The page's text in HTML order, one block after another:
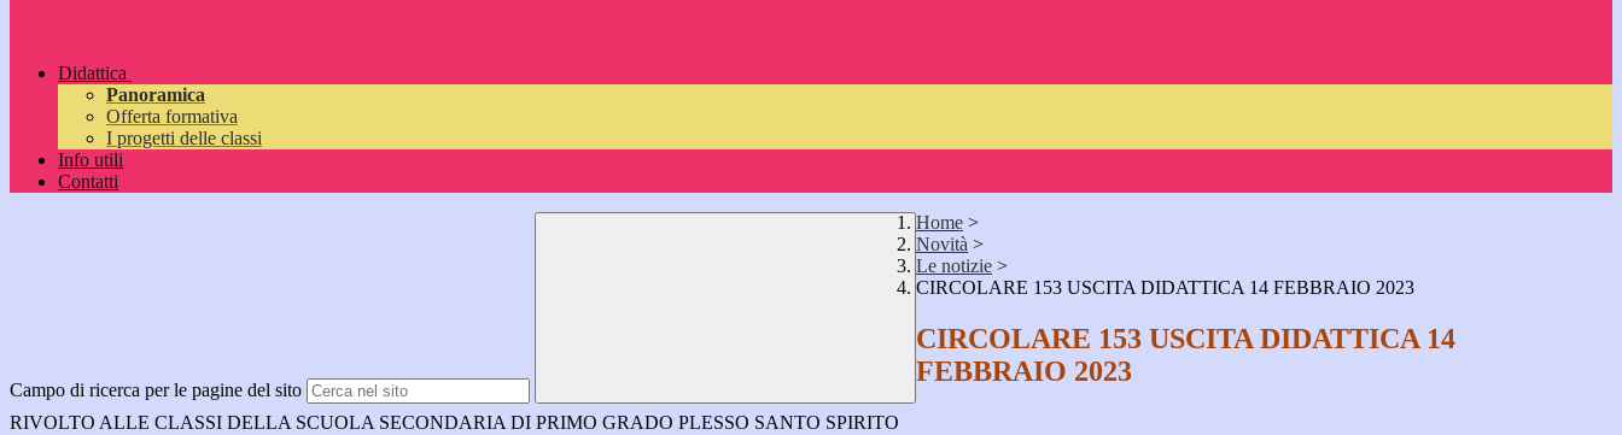
Didattica
Panoramica
Offerta formativa
I progetti delle classi
Info utili
Contatti
Campo di ricerca per le pagine del sito
Home >
Novità >
Le notizie >
CIRCOLARE 153 USCITA DIDATTICA 14 FEBBRAIO 2023
CIRCOLARE 153 USCITA DIDATTICA 14
FEBBRAIO 2023
RIVOLTO ALLE CLASSI DELLA SCUOLA SECONDARIA DI PRIMO GRADO PLESSO SANTO SPIRITO